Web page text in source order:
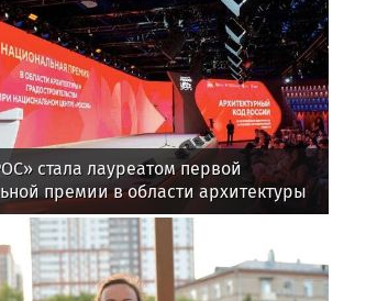
стала лауреатом первой
премии в области архитектуры
за проект района